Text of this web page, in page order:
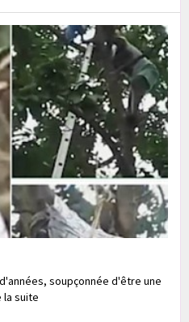
soupçonnée d'être une
la suite